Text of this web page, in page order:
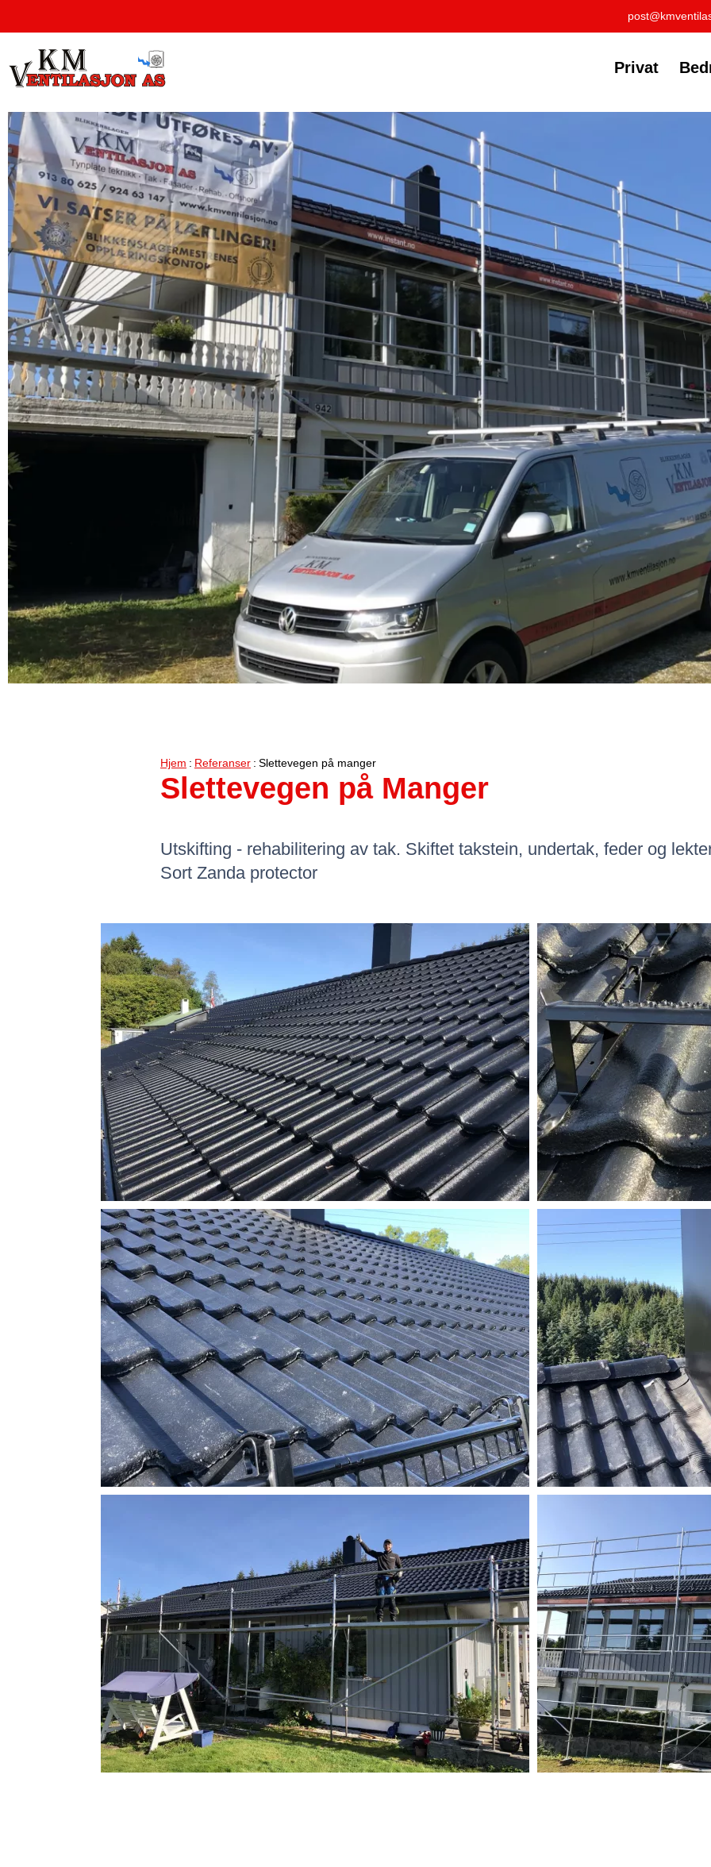
Privat
Hjem Referanser Slettevegen på manger
Slettevegen på Manger
Utskifting - rehabilitering av tak. Skiftet takstein, undertak, feder og
Sort Zanda protector